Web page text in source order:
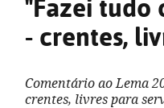
"Fazei tudo
- crentes,
Comentário ao Lema
crentes, livres para